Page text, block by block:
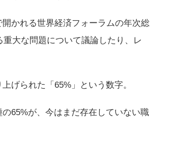
かれる世界経済フォーラムの年次総
大な問題について議論したり、レ
げられた「65%」という数字。
65%が、今はまだ存在していない職